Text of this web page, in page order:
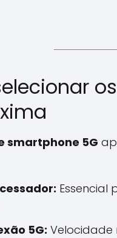
smartphone 5G
5G: Velocidade